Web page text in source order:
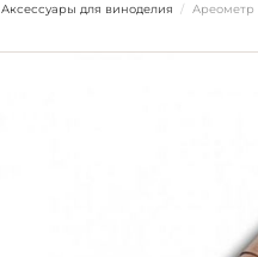
Аксессуары для виноделия Ареометр